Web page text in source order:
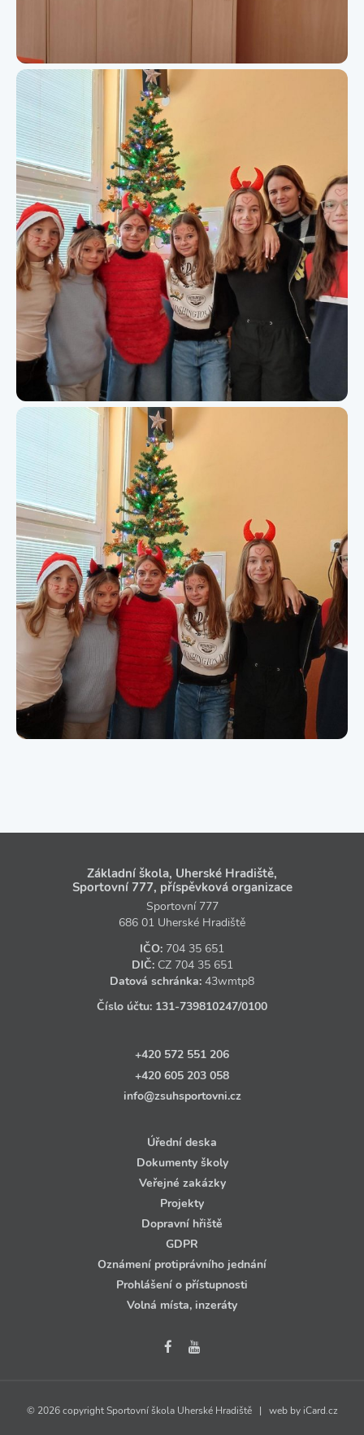
Základní škola, Uherské Hradiště,
Sportovní 777, příspěvková organizace
Sportovní 777
686 01 Uherské Hradiště
IČO: 704 35 651
DIČ: CZ 704 35 651
Datová schránka: 43wmtp8
Číslo účtu: 131‑739810247/0100
+420 572 551 206
+420 605 203 058
info@zsuhsportovni.cz
Úřední deska
Dokumenty školy
Veřejné zakázky
Projekty
Dopravní hřiště
GDPR
Oznámení protiprávního jednání
Prohlášení o přístupnosti
Volná místa, inzeráty
© 2026 copyright Sportovní škola Uherské Hradiště | web by iCard.cz